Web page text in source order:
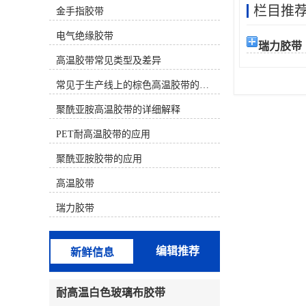
栏目推
瑞力胶带
材质） 决定。下面为您分类介绍几种
一、 较佳选择（高温且基本无残胶）
这类胶带使用有机硅压敏胶或特殊配
方，专门设计用于高温后干净移除。
聚酰亚胺高温胶带（金手指胶带）材
质：茶色/琥珀色薄膜。耐温性：长期
耐温 260°C，短期可至300°C以上。特
点：较常用、较可靠的选择之一。背
面常带有离型纸。其有机硅胶水配方
通常不留残胶。广泛用于SMT回流
焊、波峰焊、电路板保护、线圈缠
绕。注意：劣质产品胶水配方不佳，
仍可能留胶。特氟龙高温胶带（铁氟
龙胶带）材质：白色/黑色，表面极其
光滑。耐温性：较高可达 260°C -
300°C。特点：防粘性极好，本身就
是不粘材料，因此几乎绝对不留残
胶。常用于热塑封口机、熨斗底板、
烘焙模具、化工防粘。缺点是强度较
低，价格较贵。二、 性价比选择（中
金手指胶带
电气绝缘胶带
高温胶带常见类型及差异
常见于生产线上的棕色高温胶带的特性及应用
聚酰亚胺高温胶带的详细解释
PET耐高温胶带的应用
聚酰亚胺胶带的应用
高温胶带
瑞力胶带
新鲜信息 编辑推荐
耐高温白色玻璃布胶带